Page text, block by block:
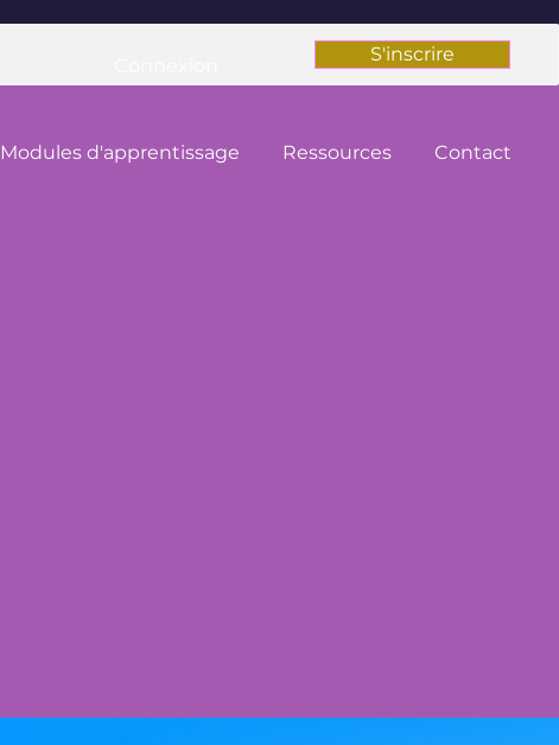
S'inscrire
Modules d'apprentissage Ressources Contact